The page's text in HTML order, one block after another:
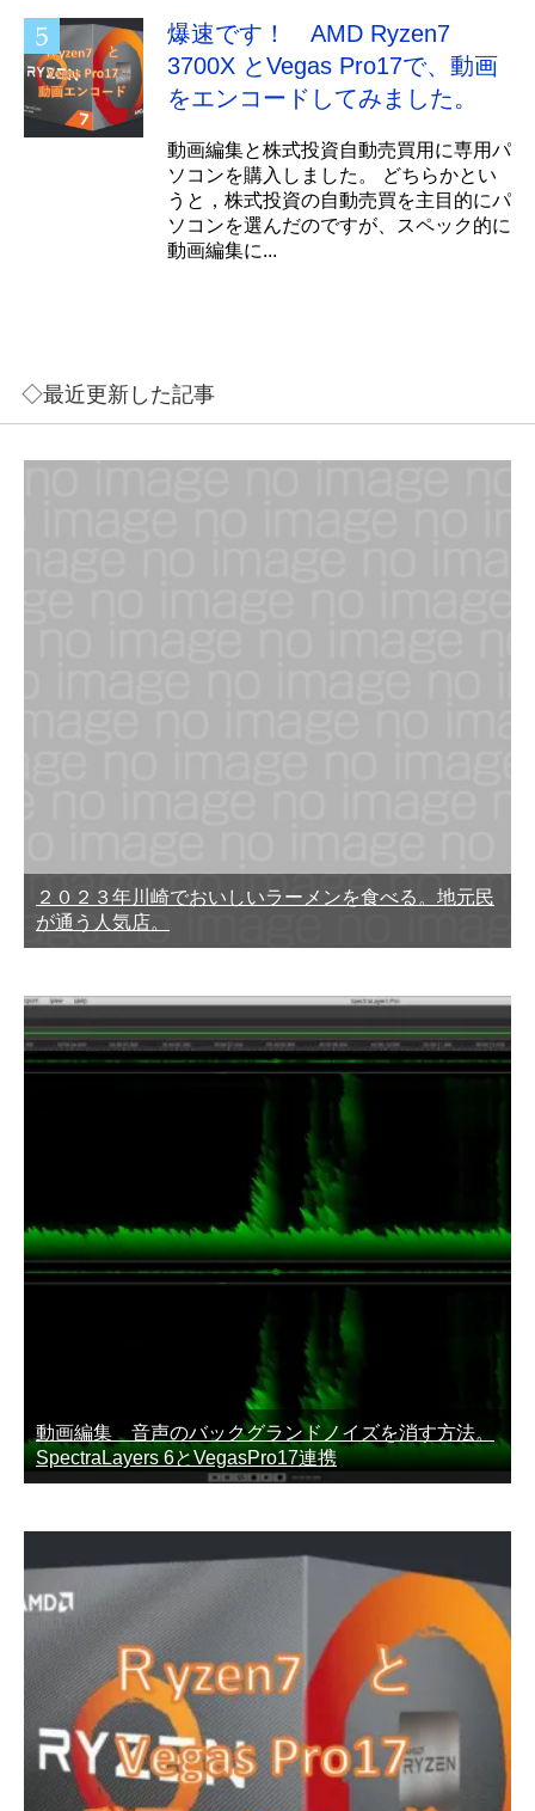
爆速です！ AMD Ryzen7
3700X とVegas Pro17で、動画
をエンコードしてみました。
動画編集と株式投資自動売買用に専用パ
ソコンを購入しました。 どちらかとい
うと，株式投資の自動売買を主目的にパ
ソコンを選んだのですが、スペック的に
動画編集に...
◇最近更新した記事
２０２３年川崎でおいしいラーメンを食べる。地元民
が通う人気店。
動画編集 音声のバックグランドノイズを消す方法。
SpectraLayers 6とVegasPro17連携